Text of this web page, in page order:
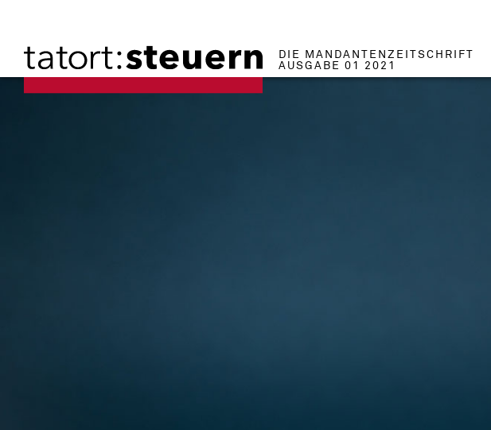
DIE MANDANTENZEITSCHRIFT
AUSGABE 01 2021